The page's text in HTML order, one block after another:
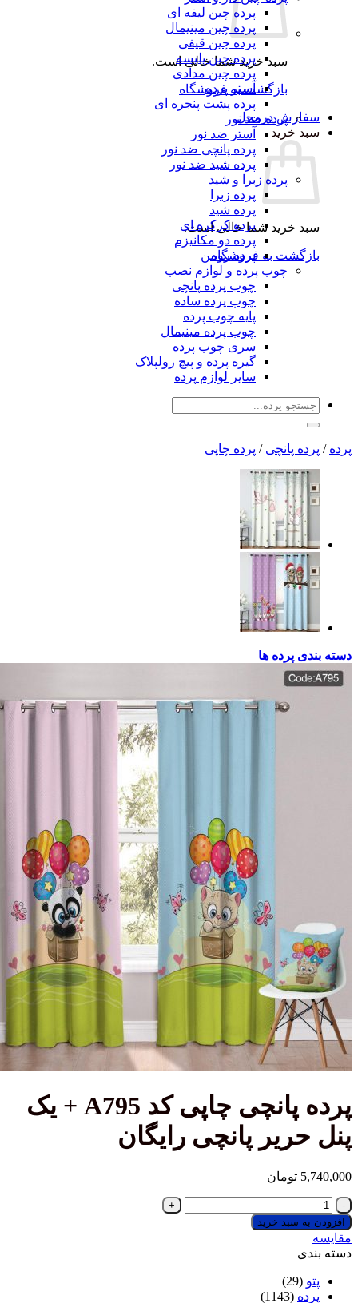
سبد خرید شما خالی است.
بازگشت به فروشگاه
درمحل
خرید
خرید شما خالی است.
به فروشگاه
پرده چین لیفه ای
پرده چین مینیمال
پرده چین قیفی
پرده چین پلیسه
پرده چین مدادی
آستر پرده
پرده پشت پنجره ای
پرده ضد نور
آستر ضد نور
پرده پانچی ضد نور
پرده شید ضد نور
پرده زبرا و شید
پرده زبرا
پرده شید
پرده کرکره ای
پرده دو مکانیزم
پرده رومن
چوب پرده و لوازم نصب
چوب پرده پانچی
چوب پرده ساده
پایه چوب پرده
چوب پرده مینیمال
سری چوب پرده
گیره پرده و پیچ رولپلاک
سایر لوازم پرده
پانچی / پرده چاپی
پرده ها
پرده پانچی چاپی کد A795 + یک
پانچی رایگان
تومان
سبد خرید